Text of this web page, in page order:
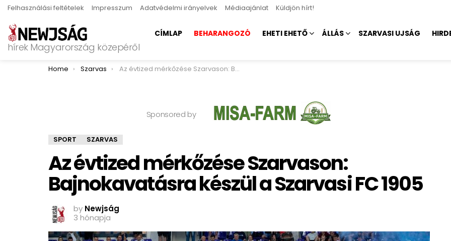
Felhasználási feltételek Impresszum Adatvédelmi irányelvek Médiaajánlat Küldjön hírt!
hírek Magyarország közepéről
CÍMLAP BEHARANGOZÓ EHETI EHETŐ ÁLLÁS SZARVASI UJSÁG
You are here:
Home Szarvas Az évtized mérkőzése Szarvason: Bajnokavatásra készül a Szarvasi FC 1905
Sponsored by
SPORT SZARVAS
Az évtized mérkőzése Szarvason:
Bajnokavatásra készül a Szarvasi FC 1905
by Newjság
3 hónapja